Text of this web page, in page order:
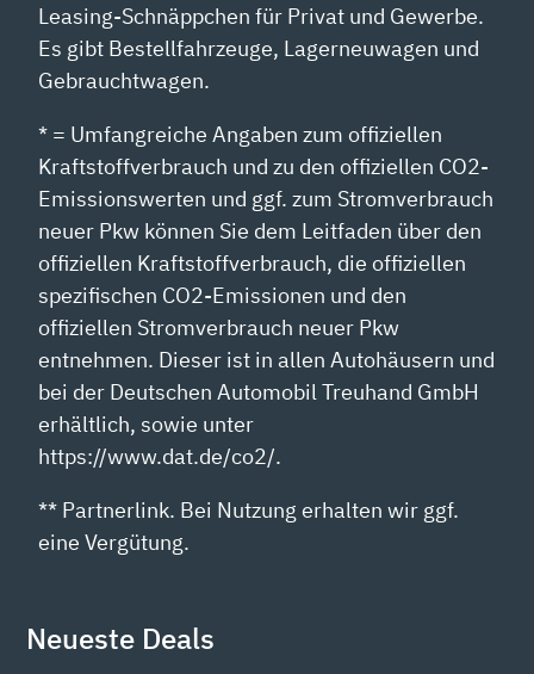
Leasing-Schnäppchen für Privat und Gewerbe.
Es gibt Bestellfahrzeuge, Lagerneuwagen und
Gebrauchtwagen.
* = Umfangreiche Angaben zum offiziellen
Kraftstoffverbrauch und zu den offiziellen CO2-
Emissionswerten und ggf. zum Stromverbrauch
neuer Pkw können Sie dem Leitfaden über den
offiziellen Kraftstoffverbrauch, die offiziellen
spezifischen CO2-Emissionen und den
offiziellen Stromverbrauch neuer Pkw
entnehmen. Dieser ist in allen Autohäusern und
bei der Deutschen Automobil Treuhand GmbH
erhältlich, sowie unter
https://www.dat.de/co2/.
** Partnerlink. Bei Nutzung erhalten wir ggf.
eine Vergütung.
Neueste Deals